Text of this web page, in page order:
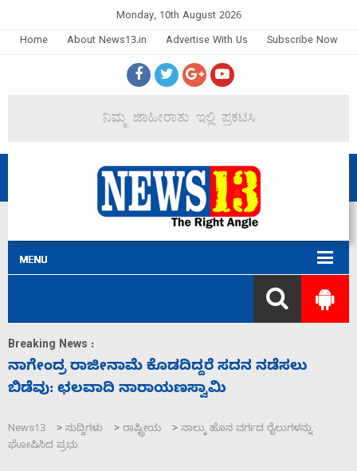
Monday, 10th August 2026
Home
About News13.in Advertise With Us Subscribe Now
Breaking News :
ಸಚಿವ ಸಂಪುಟ ವಿಸ್ತರಣೆ ಮಾಡಿದ್ದು ಹಣಬಲ ಮತ್ತು
ಹೈಕಮಾಂಡ್ ರಾಜಕಾರಣಕ್ಕೆ: ವಿಜಯೇಂದ್ರ
News13 > ಸುದ್ದಿಗಳು > ರಾಷ್ಟ್ರೀಯ > ನಾಲ್ಕು ಹೊಸ ವರ್ಗದ ರೈಲುಗಳನ್ನು
ಘೋಷಿಸಿದ ಪ್ರಭು